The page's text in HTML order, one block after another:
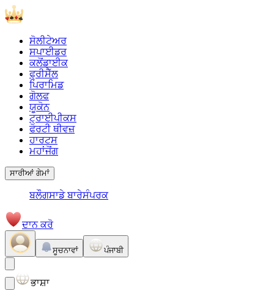
ਸੋਲੀਟੇਅਰ
ਸਪਾਈਡਰ
ਕਲੋਂਡਾਈਕ
ਫ੍ਰੀਸੈੱਲ
ਪਿਰਾਮਿਡ
ਗੋਲਫ
ਯੂਕੋਨ
ਟ੍ਰਾਈਪੀਕਸ
ਫੋਰਟੀ ਥੀਵਜ਼
ਹਾਰਟਸ
ਮਹਾਂਜੋਂਗ
ਸਾਰੀਆਂ ਗੇਮਾਂ
ਬਲੌਗਸਾਡੇ ਬਾਰੇਸੰਪਰਕ
ਦਾਨ ਕਰੋ
ਸੂਚਨਾਵਾਂ ਪੰਜਾਬੀ
ਭਾਸ਼ਾ